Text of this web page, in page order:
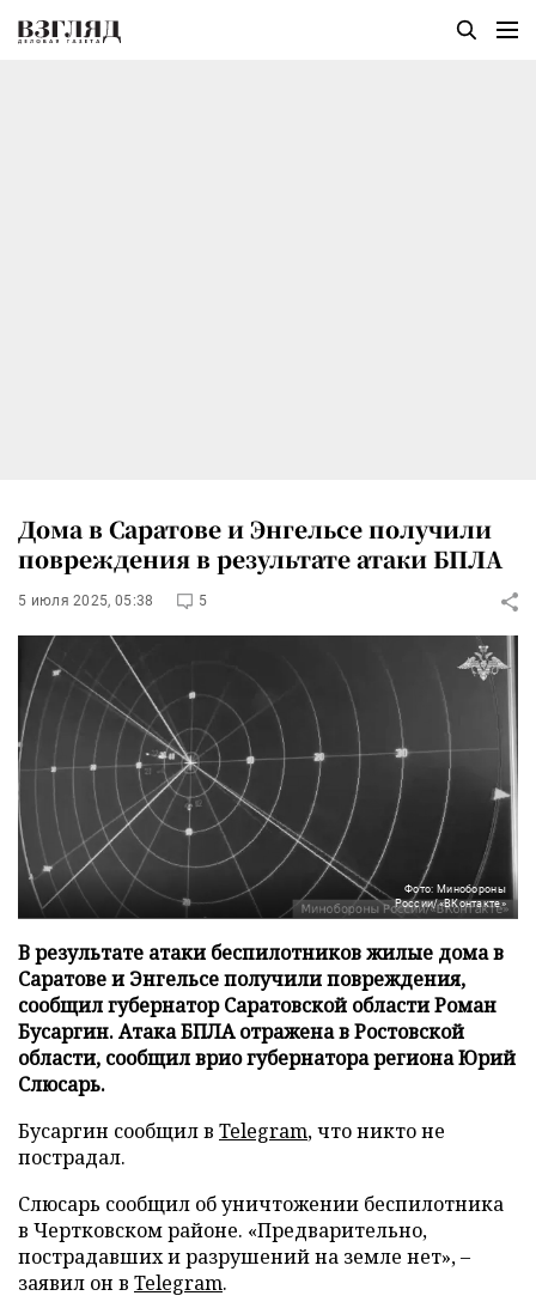
Дома в Саратове и Энгельсе получили
повреждения в результате атаки БПЛА
5 июля 2025, 05:38 5
Фото: Минобороны
России/«ВКонтакте»
В результате атаки беспилотников жилые дома в
Саратове и Энгельсе получили повреждения,
сообщил губернатор Саратовской области Роман
Бусаргин. Атака БПЛА отражена в Ростовской
области, сообщил врио губернатора региона Юрий
Слюсарь.
Бусаргин сообщил в Telegram, что никто не
пострадал.
Слюсарь сообщил об уничтожении беспилотника
в Чертковском районе. «Предварительно,
пострадавших и разрушений на земле нет», –
заявил он в Telegram.